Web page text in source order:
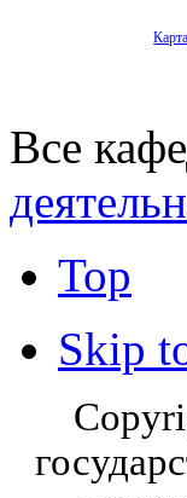
Все
Top
Skip